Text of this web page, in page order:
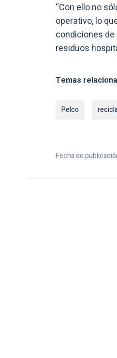
“Con ello no
operativo, lo
condiciones
residuos
Temas
Pelco
Fecha de